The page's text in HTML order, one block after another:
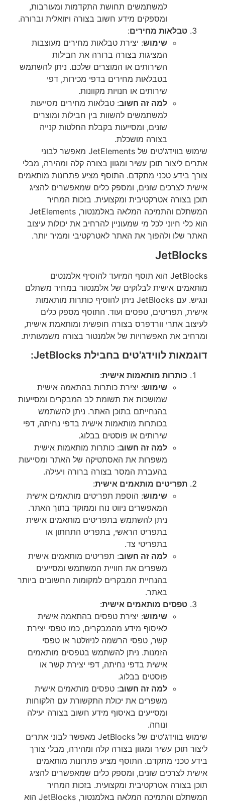
למשתמשים תחושת התקדמות ומעורבות,
ומספקים מידע חשוב בצורה ויזואלית וברורה.
טבלאות מחירים:
שימוש: יצירת טבלאות מחירים מעוצבות
המציגות בצורה ברורה את חבילות
השירותים או המוצרים שלכם. ניתן להשתמש
בטבלאות מחירים בדפי מכירות, דפי
שירותים או חנויות מקוונות.
למה זה חשוב: טבלאות מחירים מסייעות
למשתמשים להשוות בין חבילות ומוצרים
שונים, ומסייעות בקבלת החלטות קנייה
בצורה מושכלת.
שימוש בווידג'טים של JetElements מאפשר לבוני
אתרים ליצור תוכן עשיר ומגוון בצורה קלה ומהירה, מבלי
צורך בידע טכני מתקדם. התוסף מציע פתרונות מותאמים
אישית לצרכים שונים, ומספק כלים שמאפשרים להציג
תוכן בצורה אטרקטיבית ומקצועית. בזכות המחיר
המשתלם והתמיכה המלאה באלמנטור, JetElements
הוא כלי חיוני לכל מי שמעוניין להרחיב את יכולות עיצוב
האתר שלו ולהפוך את האתר לאטרקטיבי וממיר יותר.
JetBlocks
JetBlocks הוא תוסף המיועד להוסיף אלמנטים
מותאמים אישית לבלוקים של אלמנטור במחיר משתלם
ונגיש. עם JetBlocks ניתן להוסיף כותרות מותאמות
אישית, תפריטים, טפסים ועוד. התוסף מספק כלים
לעיצוב אתרי וורדפרס בצורה חופשית ומותאמת אישית,
ומרחיב את האפשרויות של אלמנטור בצורה משמעותית.
דוגמאות לווידג'טים בחבילת JetBlocks:
כותרות מותאמות אישית:
שימוש: יצירת כותרות בהתאמה אישית
שמושכות את תשומת לב המבקרים ומסייעות
בהנחייתם בתוכן האתר. ניתן להשתמש
בכותרות מותאמות אישית בדפי נחיתה, דפי
שירותים או פוסטים בבלוג.
למה זה חשוב: כותרות מותאמות אישית
משפרות את האסתטיקה של האתר ומסייעות
בהעברת המסר בצורה ברורה ויעילה.
תפריטים מותאמים אישית:
שימוש: הוספת תפריטים מותאמים אישית
המאפשרים ניווט נוח וממוקד בתוך האתר.
ניתן להשתמש בתפריטים מותאמים אישית
בתפריט הראשי, בתפריט התחתון או
בתפריטי צד.
למה זה חשוב: תפריטים מותאמים אישית
משפרים את חוויית המשתמש ומסייעים
בהנחיית המבקרים למקומות החשובים ביותר
באתר.
טפסים מותאמים אישית:
שימוש: יצירת טפסים בהתאמה אישית
לאיסוף מידע מהמבקרים, כמו טפסי יצירת
קשר, טפסי הרשמה לניוזלטר או טפסי
הזמנות. ניתן להשתמש בטפסים מותאמים
אישית בדפי נחיתה, דפי יצירת קשר או
פוסטים בבלוג.
למה זה חשוב: טפסים מותאמים אישית
משפרים את יכולת התקשורת עם הלקוחות
ומסייעים באיסוף מידע חשוב בצורה יעילה
ונוחה.
שימוש בווידג'טים של JetBlocks מאפשר לבוני אתרים
ליצור תוכן עשיר ומגוון בצורה קלה ומהירה, מבלי צורך
בידע טכני מתקדם. התוסף מציע פתרונות מותאמים
אישית לצרכים שונים, ומספק כלים שמאפשרים להציג
תוכן בצורה אטרקטיבית ומקצועית. בזכות המחיר
המשתלם והתמיכה המלאה באלמנטור, JetBlocks הוא